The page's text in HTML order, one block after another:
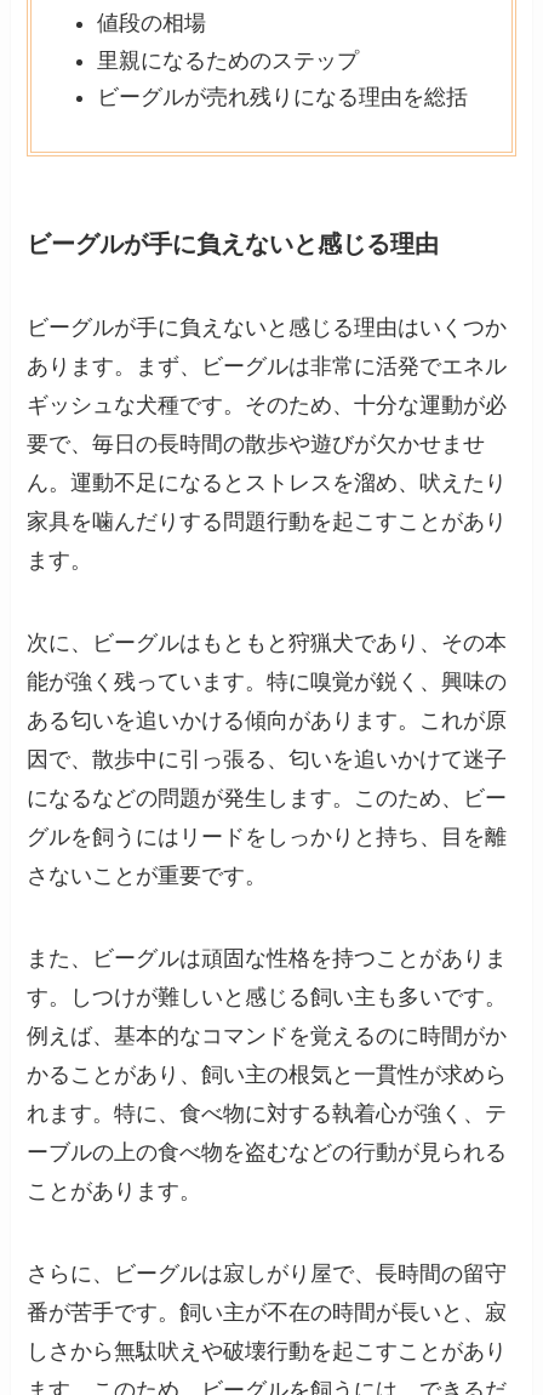
値段の相場
里親になるためのステップ
ビーグルが売れ残りになる理由を総括
ビーグルが手に負えないと感じる理由
ビーグルが手に負えないと感じる理由はいくつか
あります。まず、ビーグルは非常に活発でエネル
ギッシュな犬種です。そのため、十分な運動が必
要で、毎日の長時間の散歩や遊びが欠かせませ
ん。運動不足になるとストレスを溜め、吠えたり
家具を噛んだりする問題行動を起こすことがあり
ます。
次に、ビーグルはもともと狩猟犬であり、その本
能が強く残っています。特に嗅覚が鋭く、興味の
ある匂いを追いかける傾向があります。これが原
因で、散歩中に引っ張る、匂いを追いかけて迷子
になるなどの問題が発生します。このため、ビー
グルを飼うにはリードをしっかりと持ち、目を離
さないことが重要です。
また、ビーグルは頑固な性格を持つことがありま
す。しつけが難しいと感じる飼い主も多いです。
例えば、基本的なコマンドを覚えるのに時間がか
かることがあり、飼い主の根気と一貫性が求めら
れます。特に、食べ物に対する執着心が強く、テ
ーブルの上の食べ物を盗むなどの行動が見られる
ことがあります。
さらに、ビーグルは寂しがり屋で、長時間の留守
番が苦手です。飼い主が不在の時間が長いと、寂
しさから無駄吠えや破壊行動を起こすことがあり
ます。このため、ビーグルを飼うには、できるだ